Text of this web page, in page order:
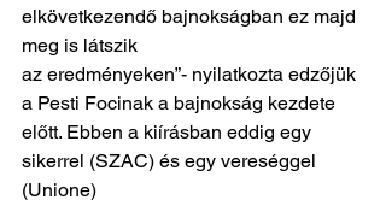
elkövetkezendő bajnokságban ez majd
meg is látszik
az eredményeken”- nyilatkozta edzőjük
a Pesti Focinak a bajnokság kezdete
előtt. Ebben a kiírásban eddig egy
sikerrel (SZAC) és egy vereséggel
(Unione)